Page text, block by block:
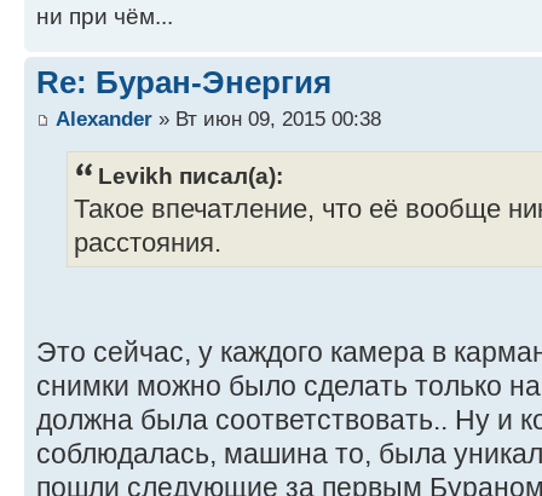
ни при чём...
Re: Буран-Энергия
Alexander » Вт июн 09, 2015 00:38
Levikh писал(а):
Такое впечатление, что её вообще
расстояния.
Это сейчас, у каждого камера в
снимки можно было сделать только
должна была соответствовать.. Ну и
соблюдалась, машина то, была
пошли следующие за первым